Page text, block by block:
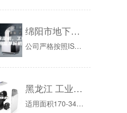
绵阳市地下室除湿机，工业抽湿机 恒温恒湿非标机器
公司严格按照ISO质量管理体系和相关的行业标准，采用可靠的部件，同时建有一个工况实验室，为产品的研发、检测奠定了基础。确保了每台出厂设备的稳...
黑龙江 工业除湿机
适用面积170-340㎡除湿机和空调的原理大致相同，除湿机的设备是两器，两器指的是冷凝器和蒸发器这两器。把除湿机打开后，冷凝器和蒸发器在一起...